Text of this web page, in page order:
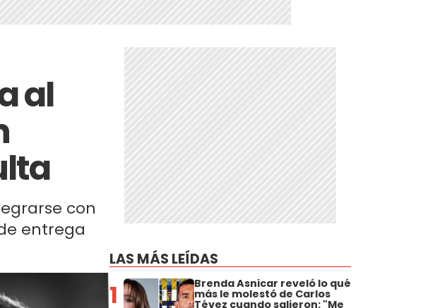
al
con
entrega
LAS MÁS LEÍDAS
1 Brenda Asnicar reveló lo qué
más le molestó de Carlos
Tévez cuando salieron: "Me